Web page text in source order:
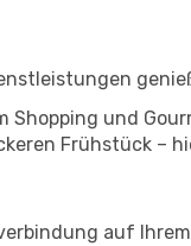
Shopping und
Frühstück –
auf